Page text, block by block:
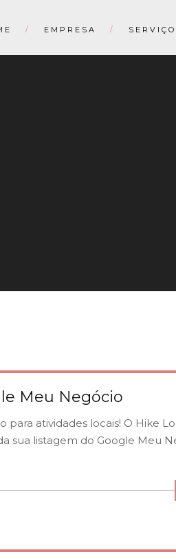
EMPRESA
Meu Negócio
atividades locais! O Hike
sua listagem do Google Meu